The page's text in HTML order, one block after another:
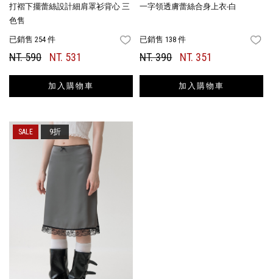
打褶下擺蕾絲設計細肩罩衫背心 三
色售
已銷售 254 件 FAVORITES
NT. 590 NT. 531
加入購物車
一字領透膚蕾絲合身上衣-白
已銷售 138 件
NT. 390 NT. 351
加入購物車
9折